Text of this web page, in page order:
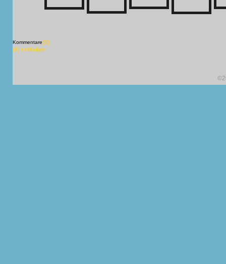
Kommentare[X]
[X] schließen